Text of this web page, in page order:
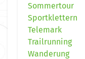
Sommertour
Sportklettern
Telemark
Trailrunning
Wanderung